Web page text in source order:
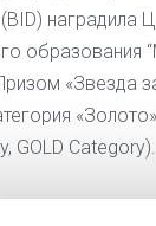
наградила
образования
«Звезда
GOLD Category).